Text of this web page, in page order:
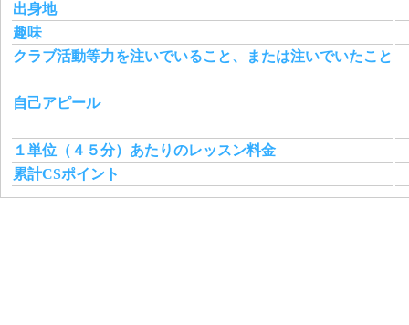
出身地
趣味
クラブ活動等力を注いでいること、または注いでいたこと
自己アピール
１単位（４５分）あたりのレッスン料金
累計CSポイント